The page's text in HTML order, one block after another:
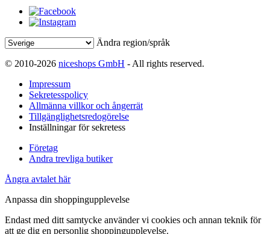
Ändra region/språk
© 2010-2026 niceshops GmbH - All rights reserved.
Impressum
Sekretesspolicy
Allmänna villkor och ångerrät
Tillgänglighetsredogörelse
Inställningar för sekretess
Företag
Andra trevliga butiker
Ångra avtalet här
Anpassa din shoppingupplevelse
Endast med ditt samtycke använder vi cookies och annan teknik för
att ge dig en personlig shoppingupplevelse.